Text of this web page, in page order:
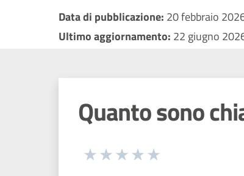
Data di pubblicazione: 20 febbraio
Ultimo aggiornamento: 22 giugno
Quanto sono
Seleziona una valutazione